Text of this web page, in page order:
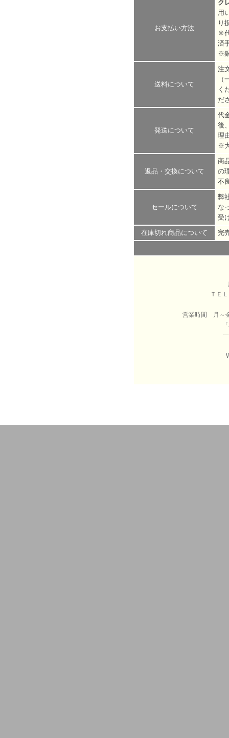
お支払い方法
ク
用
り
※
済
※
送料について
注
く
だ
発送について
代
後
理
※
返品・交換について
商
の
不
セールについて
弊
な
受
在庫切れ商品について
完
ＴＥ
営業時間 月～